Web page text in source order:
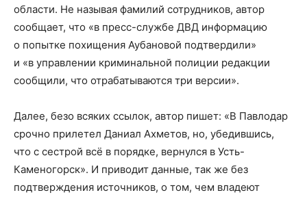
области. Не называя фамилий сотрудников, автор
сообщает, что «в пресс-службе ДВД информацию
о попытке похищения Аубановой подтвердили»
и «в управлении криминальной полиции редакции
сообщили, что отрабатываются три версии».
Далее, безо всяких ссылок, автор пишет: «В Павлодар
срочно прилетел Даниал Ахметов, но, убедившись,
что с сестрой всё в порядке, вернулся в Усть-
Каменогорск». И приводит данные, так же без
подтверждения источников, о том, чем владеют